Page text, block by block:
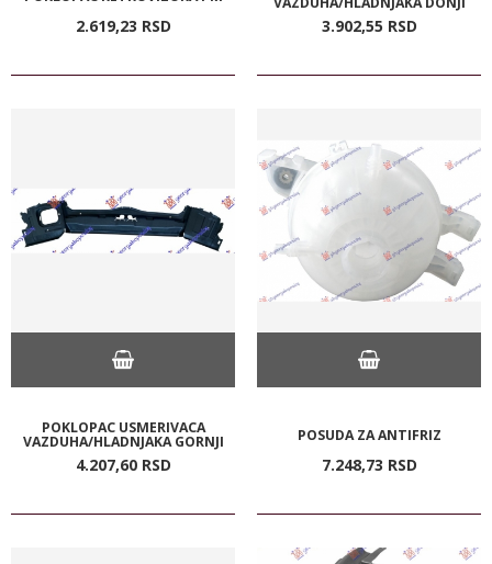
2.619,23 RSD 3.902,55 RSD
POKLOPAC USMERIVACA
VAZDUHA/HLADNJAKA GORNJI
4.207,60 RSD
POSUDA ZA ANTIFRIZ
7.248,73 RSD